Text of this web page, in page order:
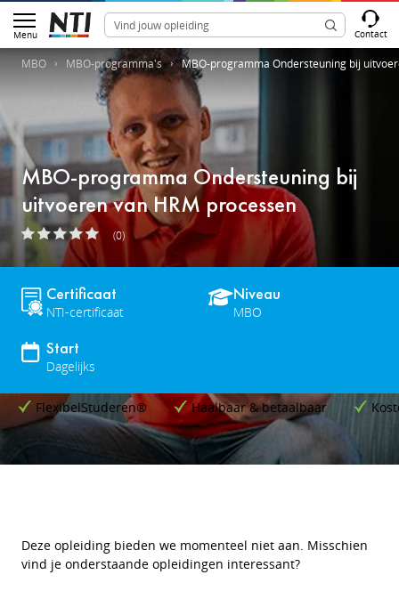
Menu Contact
MBO MBO-programma's MBO-programma Ondersteuning bij
MBO-programma Ondersteuning bij
uitvoeren van HRM processen
(0)
Certificaat
NTI-certificaat
Niveau
MBO
Start
Dagelijks
FlexibelStuderen® Haalbaar & betaalbaar
Deze opleiding bieden we momenteel niet aan. Misschien
vind je onderstaande opleidingen interessant?